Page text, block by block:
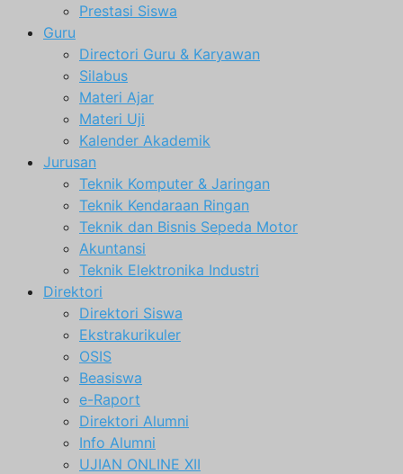
Prestasi Siswa
Guru
Directori Guru & Karyawan
Silabus
Materi Ajar
Materi Uji
Kalender Akademik
Jurusan
Teknik Komputer & Jaringan
Teknik Kendaraan Ringan
Teknik dan Bisnis Sepeda Motor
Akuntansi
Teknik Elektronika Industri
Direktori
Direktori Siswa
Ekstrakurikuler
OSIS
Beasiswa
e-Raport
Direktori Alumni
Info Alumni
UJIAN ONLINE XII